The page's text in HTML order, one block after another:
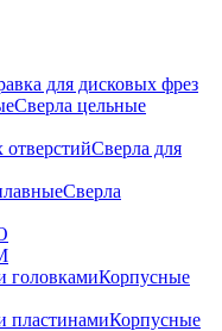
для дисковых фрез
Сверла цельные
Сверла для
Сверла
Корпусные
Корпусные